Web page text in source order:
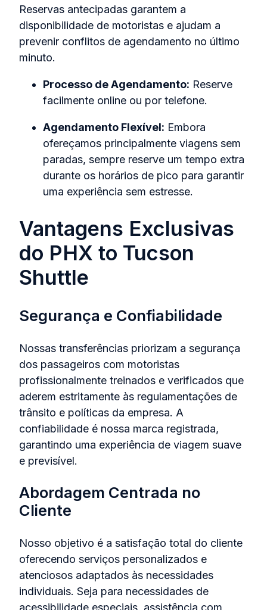
Reservas antecipadas garantem a
disponibilidade de motoristas e ajudam a
prevenir conflitos de agendamento no último
minuto.
Processo de Agendamento: Reserve
facilmente online ou por telefone.
Agendamento Flexível: Embora
ofereçamos principalmente viagens sem
paradas, sempre reserve um tempo extra
durante os horários de pico para garantir
uma experiência sem estresse.
Vantagens Exclusivas
do PHX to Tucson
Shuttle
Segurança e Confiabilidade
Nossas transferências priorizam a segurança
dos passageiros com motoristas
profissionalmente treinados e verificados que
aderem estritamente às regulamentações de
trânsito e políticas da empresa. A
confiabilidade é nossa marca registrada,
garantindo uma experiência de viagem suave
e previsível.
Abordagem Centrada no
Cliente
Nosso objetivo é a satisfação total do cliente
oferecendo serviços personalizados e
atenciosos adaptados às necessidades
individuais. Seja para necessidades de
acessibilidade especiais, assistência com